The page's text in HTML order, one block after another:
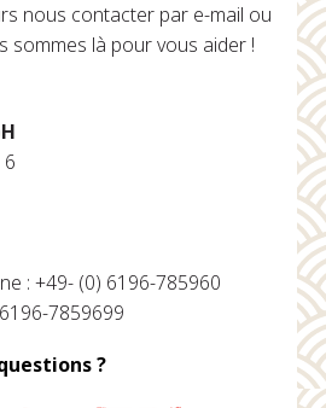
nous contacter par e-mail ou
sommes là pour vous aider !
: +49- (0) 6196-785960
7859699
?